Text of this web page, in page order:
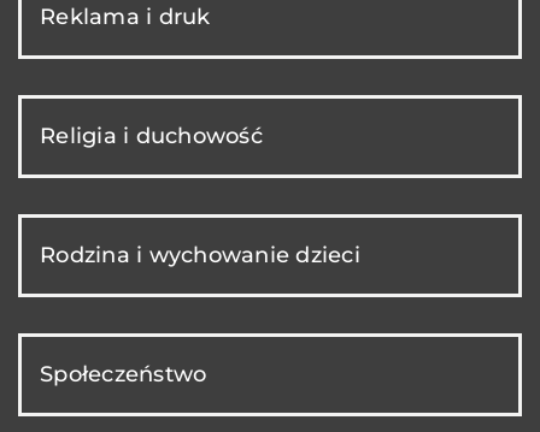
Reklama i druk
Religia i duchowość
Rodzina i wychowanie dzieci
Społeczeństwo